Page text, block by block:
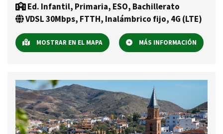
Ed. Infantil, Primaria, ESO, Bachillerato
VDSL 30Mbps, FTTH, Inalámbrico fijo, 4G (LTE)
MOSTRAR EN EL MAPA MÁS INFORMACIÓN